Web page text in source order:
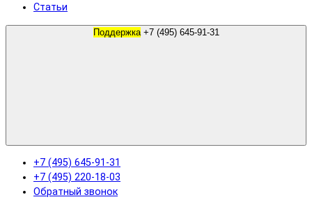
Статьи
Поддержка
+7 (495) 645-91-31
+7 (495) 220-18-03
Обратный звонок